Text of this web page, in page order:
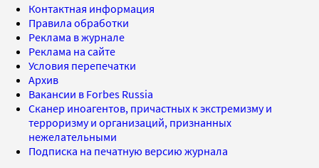
Контактная информация
Правила обработки
Реклама в журнале
Реклама на сайте
Условия перепечатки
Архив
Вакансии в Forbes Russia
Сканер иноагентов, причастных к экстремизму и
терроризму и организаций, признанных
нежелательными
Подписка на печатную версию журнала